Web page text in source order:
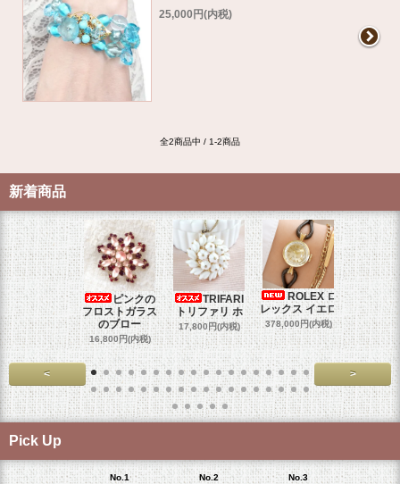
25,000円(内税)
全2商品中 / 1-2商品
新着商品
ピンクの
フロストガラス
のブロー
16,800円(内税)
TRIFARI
トリファリ ホ
17,800円(内税)
ROLEX ロ
レックス イエロ
378,000円(内税)
ジュリア
29,000円(
< >
Pick Up
No.1 No.2 No.3 No.4